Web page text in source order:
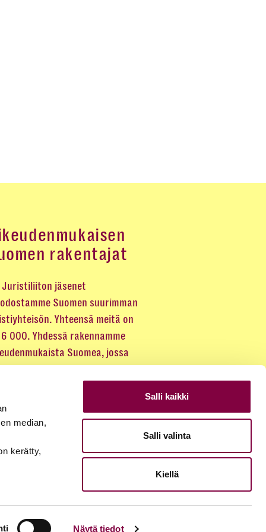
median,
kerätty,
Näytä tiedot
Salli kaikki
Salli valinta
Kiellä
rakentajat
Juristiliiton jäsenet
Suomen suurimman
Yhteensä meitä on
000. Yhdessä rakennamme
Suomea, jossa